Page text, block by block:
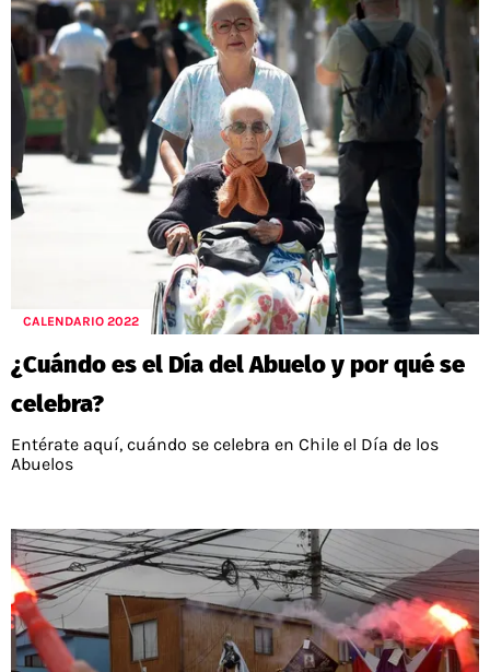
CALENDARIO 2022
¿Cuándo es el Día del Abuelo y por qué se
celebra?
Entérate aquí, cuándo se celebra en Chile el Día de los
Abuelos